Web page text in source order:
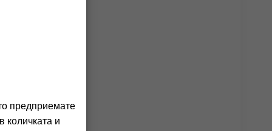
предприемате
количката и